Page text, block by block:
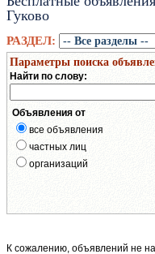
Гуково
РАЗДЕЛ:
Параметры поиска
Найти по слову:
Объявления от
все объявления
частных лиц
организаций
К сожалению, объявлений не